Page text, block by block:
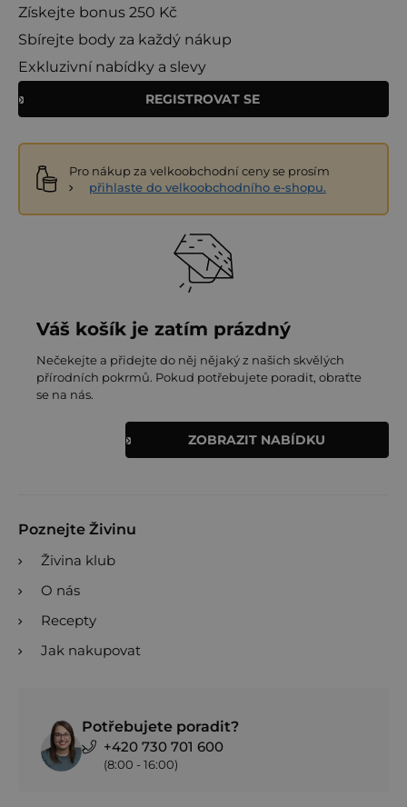
Získejte bonus 250 Kč
Sbírejte body za každý nákup
Exkluzivní nabídky a slevy
REGISTROVAT SE
Pro nákup za velkoobchodní ceny se prosím
přihlaste do velkoobchodního e-shopu.
Váš košík je zatím prázdný
Nečekejte a přidejte do něj nějaký z našich skvělých
přírodních pokrmů. Pokud potřebujete poradit, obraťte
se na nás.
ZOBRAZIT NABÍDKU
Poznejte Živinu
Živina klub
O nás
Recepty
Jak nakupovat
Potřebujete poradit?
+420 730 701 600
(8:00 - 16:00)